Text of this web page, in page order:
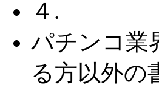
４.
パチンコ業
る方以外の